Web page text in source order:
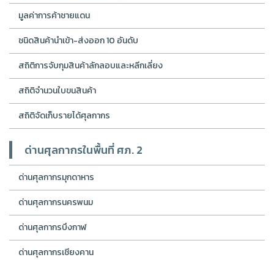
มูลค่าการค้าชายแดน
ชนิดสินค้านำเข้า-ส่งออก 10 อันดับ
สถิติการจับกุมสินค้าลักลอบและหลีกเลี่ยง
สถิติจำนวนใบขนสินค้า
สถิติจัดเก็บรายได้ศุลกากร
ด่านศุลกากรในพื้นที่ ศภ. 2
ด่านศุลกากรมุกดาหาร
ด่านศุลกากรนครพนม
ด่านศุลกากรบึงกาฬ
ด่านศุลกากรเชียงคาน